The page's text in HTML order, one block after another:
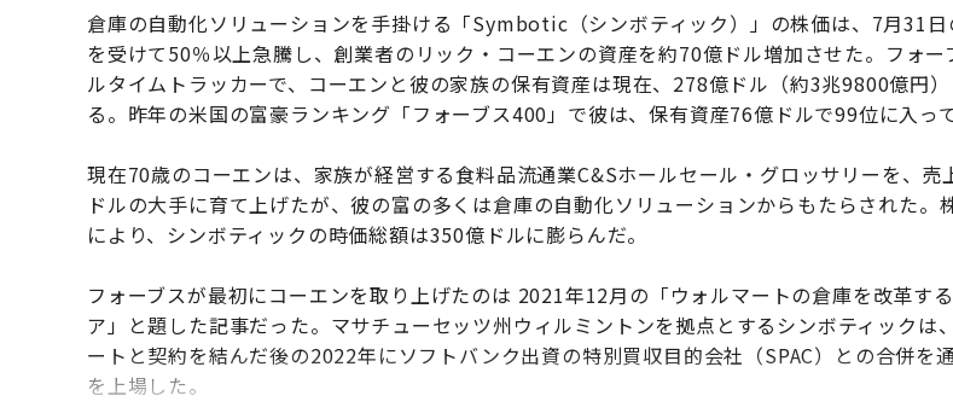
倉庫の自動化ソリューションを手掛ける「Symbotic（シンボティック）」の株価は、7月31日
を受けて50％以上急騰し、創業者のリック・コーエンの資産を約70億ドル増加させた。フォー
ルタイムトラッカーで、コーエンと彼の家族の保有資産は現在、278億ドル（約3兆9800億円
る。昨年の米国の富豪ランキング「フォーブス400」で彼は、保有資産76億ドルで99位に入って
現在70歳のコーエンは、家族が経営する食料品流通業C&Sホールセール・グロッサリーを、売
ドルの大手に育て上げたが、彼の富の多くは倉庫の自動化ソリューションからもたらされた。
により、シンボティックの時価総額は350億ドルに膨らんだ。
フォーブスが最初にコーエンを取り上げたのは 2021年12月の「ウォルマートの倉庫を改革す
ア」と題した記事だった。マサチューセッツ州ウィルミントンを拠点とするシンボティックは
ートと契約を結んだ後の2022年にソフトバンク出資の特別買収目的会社（SPAC）との合併を
を上場した。